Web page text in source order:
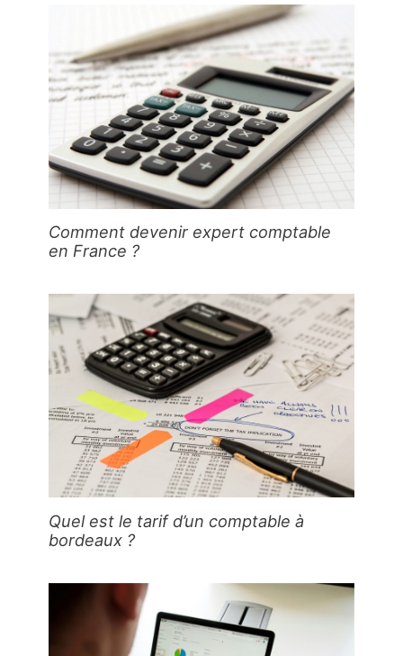
Comment devenir expert comptable
en France ?
Quel est le tarif d’un comptable à
bordeaux ?